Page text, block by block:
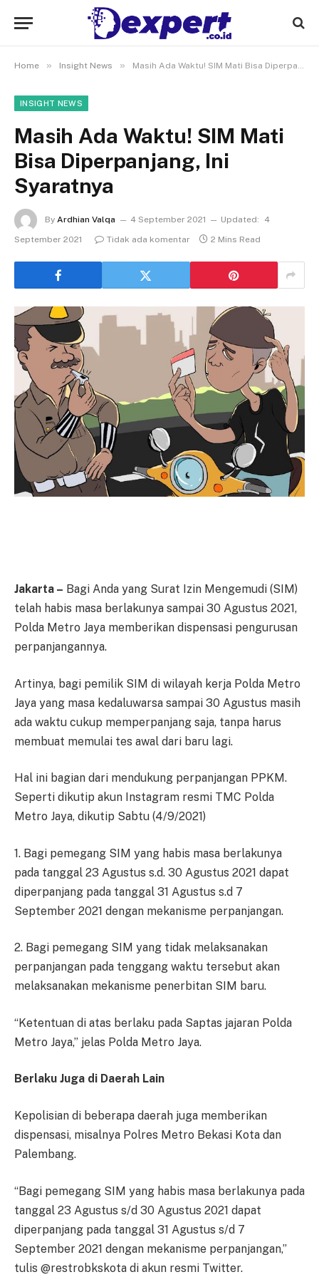
Home » Insight News » Masih Ada Waktu! SIM Mati Bisa Diperpanjang, Ini Syaratnya
INSIGHT NEWS
Masih Ada Waktu! SIM Mati
Bisa Diperpanjang, Ini
Syaratnya
By Ardhian Valqa 4 September 2021 Updated:
4
September 2021
Tidak ada komentar 2 Mins Read
Jakarta – Bagi Anda yang Surat Izin Mengemudi (SIM)
telah habis masa berlakunya sampai 30 Agustus 2021,
Polda Metro Jaya memberikan dispensasi pengurusan
perpanjangannya.
Artinya, bagi pemilik SIM di wilayah kerja Polda Metro
Jaya yang masa kedaluwarsa sampai 30 Agustus masih
ada waktu cukup memperpanjang saja, tanpa harus
membuat memulai tes awal dari baru lagi.
Hal ini bagian dari mendukung perpanjangan PPKM.
Seperti dikutip akun Instagram resmi TMC Polda
Metro Jaya, dikutip Sabtu (4/9/2021)
1. Bagi pemegang SIM yang habis masa berlakunya
pada tanggal 23 Agustus s.d. 30 Agustus 2021 dapat
diperpanjang pada tanggal 31 Agustus s.d 7
September 2021 dengan mekanisme perpanjangan.
2. Bagi pemegang SIM yang tidak melaksanakan
perpanjangan pada tenggang waktu tersebut akan
melaksanakan mekanisme penerbitan SIM baru.
“Ketentuan di atas berlaku pada Saptas jajaran Polda
Metro Jaya,” jelas Polda Metro Jaya.
Berlaku Juga di Daerah Lain
Kepolisian di beberapa daerah juga memberikan
dispensasi, misalnya Polres Metro Bekasi Kota dan
Palembang.
“Bagi pemegang SIM yang habis masa berlakunya pada
tanggal 23 Agustus s/d 30 Agustus 2021 dapat
diperpanjang pada tanggal 31 Agustus s/d 7
September 2021 dengan mekanisme perpanjangan,”
tulis @restrobkskota di akun resmi Twitter.